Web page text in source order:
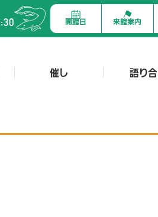
催し 語り
:30 開館日 来館案内